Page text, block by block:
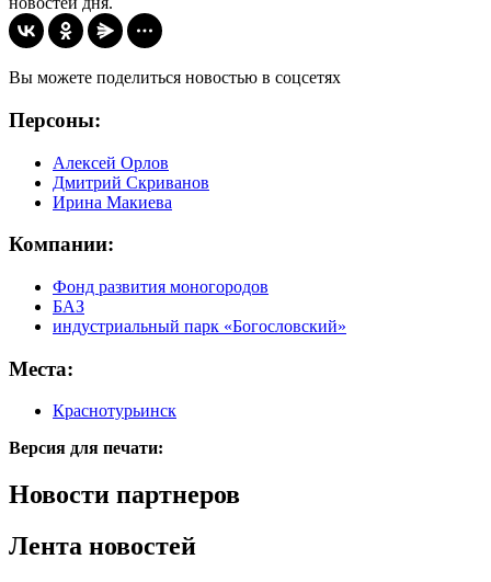
Вы можете поделиться новостью в соцсетях
Персоны:
Алексей Орлов
Дмитрий Скриванов
Ирина Макиева
Компании:
Фонд развития моногородов
БАЗ
индустриальный парк «Богословский»
Места:
Краснотурьинск
Версия для печати:
Новости партнеров
Лента новостей